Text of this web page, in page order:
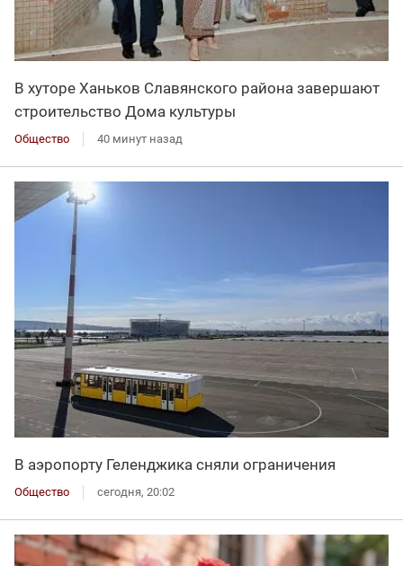
В хуторе Ханьков Славянского района завершают
строительство Дома культуры
Общество 40 минут назад
В аэропорту Геленджика сняли ограничения
Общество сегодня, 20:02